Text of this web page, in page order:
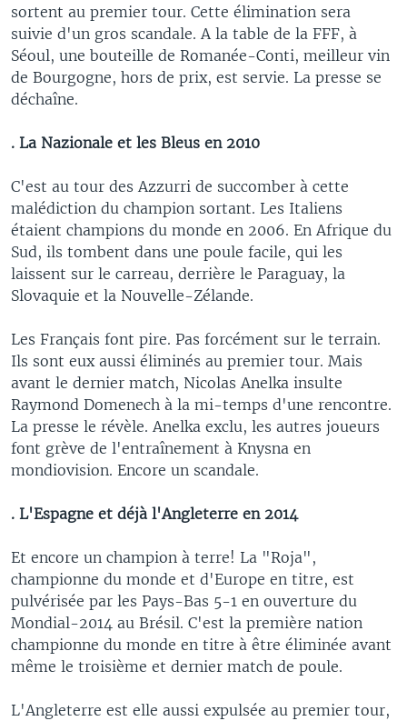
sortent au premier tour. Cette élimination sera
suivie d'un gros scandale. A la table de la FFF, à
Séoul, une bouteille de Romanée-Conti, meilleur vin
de Bourgogne, hors de prix, est servie. La presse se
déchaîne.
. La Nazionale et les Bleus en 2010
C'est au tour des Azzurri de succomber à cette
malédiction du champion sortant. Les Italiens
étaient champions du monde en 2006. En Afrique du
Sud, ils tombent dans une poule facile, qui les
laissent sur le carreau, derrière le Paraguay, la
Slovaquie et la Nouvelle-Zélande.
Les Français font pire. Pas forcément sur le terrain.
Ils sont eux aussi éliminés au premier tour. Mais
avant le dernier match, Nicolas Anelka insulte
Raymond Domenech à la mi-temps d'une rencontre.
La presse le révèle. Anelka exclu, les autres joueurs
font grève de l'entraînement à Knysna en
mondiovision. Encore un scandale.
. L'Espagne et déjà l'Angleterre en 2014
Et encore un champion à terre! La "Roja",
championne du monde et d'Europe en titre, est
pulvérisée par les Pays-Bas 5-1 en ouverture du
Mondial-2014 au Brésil. C'est la première nation
championne du monde en titre à être éliminée avant
même le troisième et dernier match de poule.
L'Angleterre est elle aussi expulsée au premier tour,